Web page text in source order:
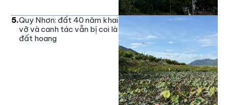
5.Quy Nhơn: đất 40 năm khai
vỡ và canh tác vẫn bị coi là
đất hoang